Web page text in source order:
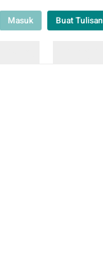
Masuk Buat Tulisan